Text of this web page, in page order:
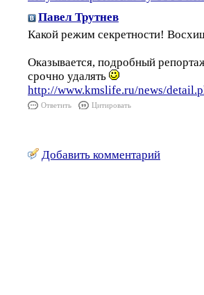
Павел Трутнев
Какой режим секретности!
Оказывается, подробный
срочно удалять
http://www.kmslife.ru/news/
Ответить Цитировать
Добавить комментарий